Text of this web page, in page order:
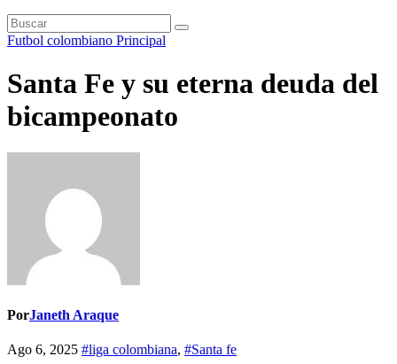
Futbol colombiano Principal
Santa Fe y su eterna deuda del
bicampeonato
PorJaneth Araque
Ago 6, 2025 #liga colombiana, #Santa fe